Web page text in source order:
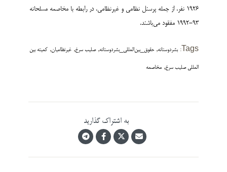
1926 نفر، از جمله پرسنل نظامی و غیرنظامی، در رابطه با مخاصمه مسلحانه
93-1992 مفقود می‌­باشند.
Tags: بشردوستانه,حقوق_بین‌المللی_بشردوستانه,صلیب سرخ, غیرنظامیان, کمیته بین
المللی صلیب سرخ, مخاصمه
به اشتراک گذارید